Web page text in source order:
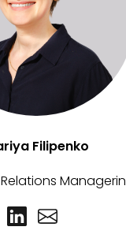
Filipenko
Managerin